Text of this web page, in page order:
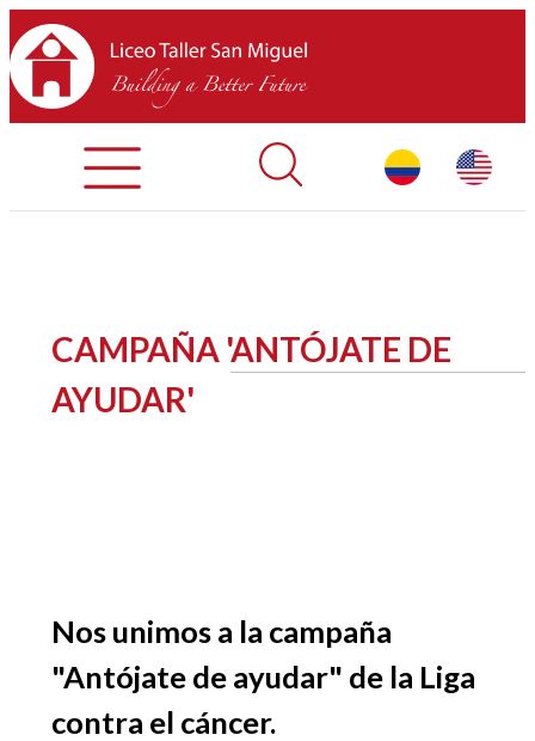
INICIO
CAMPAÑA 'ANTÓJATE DE
AYUDAR'
Nos unimos a la campaña
"Antójate de ayudar" de la Liga
contra el cáncer.